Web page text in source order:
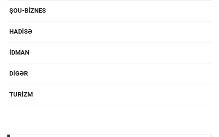
ŞOU-BIZNES
HADISƏ
IDMAN
DIGƏR
TURIZM